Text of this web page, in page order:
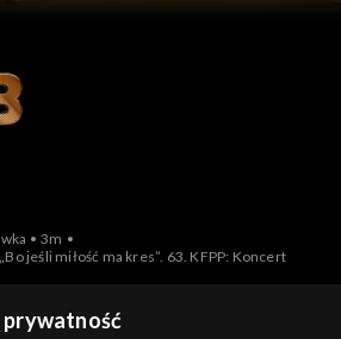
3m
jeśli miłość ma kres”. 63. KFPP: Koncert
prywatność